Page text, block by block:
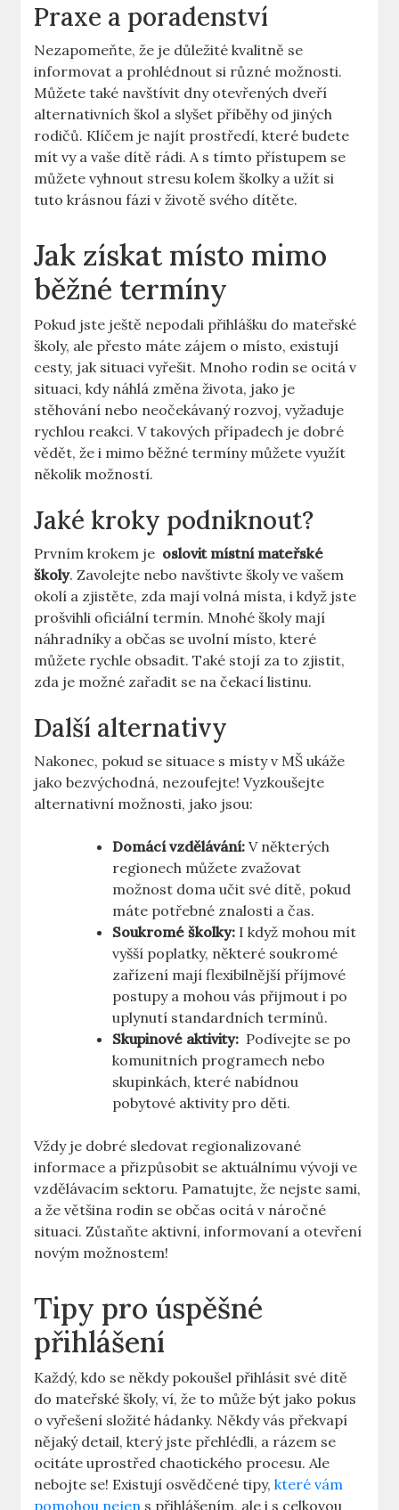
Praxe a ‌poradenství
Nezapomeňte,‍ že je ⁣důležité kvalitně se⁤
informovat‍ a prohlédnout si ⁤různé možnosti.
Můžete také navštívit dny otevřených dveří
alternativních ⁤škol​ a slyšet příběhy od jiných
⁤rodičů. Klíčem je ‌najít prostředí, ​které budete
mít vy a vaše dítě rádi. A⁢ s tímto přístupem⁣ se
můžete vyhnout stresu​ kolem⁢ školky a užít si
tuto krásnou fázi v životě svého dítěte.
Jak získat místo mimo
běžné termíny
Pokud jste ještě nepodali ⁣přihlášku ‍do mateřské
školy, ale přesto máte zájem o místo, existují
‌cesty, jak situaci ​vyřešit. Mnoho rodin se ocitá v
situaci, kdy náhlá změna života, jako je
stěhování nebo neočekávaný rozvoj, vyžaduje
rychlou reakci. V takových případech je dobré
vědět, ⁢že i mimo běžné ⁣termíny můžete využít
několik možností.
Jaké kroky podniknout?
Prvním krokem je ‌ oslovit ​místní mateřské
školy. Zavolejte nebo navštivte školy ve vašem
okolí a zjistěte, zda mají volná místa, i když jste⁣
prošvihli oficiální termín.⁤ Mnohé ‌školy mají
⁣náhradníky a občas se uvolní místo, které
můžete rychle obsadit. Také stojí za to ‍zjistit,
zda je možné zařadit se na ‌čekací‌ listinu.
Další alternativy
Nakonec, pokud se situace s místy v MŠ‌ ukáže
jako bezvýchodná, nezoufejte! Vyzkoušejte
alternativní​ možnosti,⁢ jako jsou:
Domácí ‍vzdělávání: V některých
regionech můžete zvažovat
možnost doma učit své dítě, pokud
máte potřebné znalosti⁣ a čas.
Soukromé školky: I když mohou mít⁣
vyšší poplatky, některé⁣ soukromé
zařízení mají flexibilnější příjmové
postupy a mohou vás přijmout i‍ po
uplynutí standardních termínů.
Skupinové aktivity: ‌ Podívejte ‌se po
⁣komunitních programech nebo
⁤skupinkách, ​které nabídnou
pobytové aktivity pro děti.
Vždy⁣ je ‌dobré sledovat​ regionalizované
informace a přizpůsobit se⁢ aktuálnímu vývoji ve
vzdělávacím sektoru. Pamatujte, že nejste⁢ sami,
a že většina‍ rodin se občas​ ocitá v náročné
situaci. Zůstaňte aktivní,⁢ informovaní a​ otevření
novým možnostem!
Tipy pro ⁢úspěšné
přihlášení
Každý, kdo se ⁢někdy pokoušel přihlásit své​ dítě
do mateřské​ školy, ⁢ví, že to může být jako pokus ​
o⁣ vyřešení složité hádanky. ‍Někdy ‍vás překvapí
nějaký detail, který jste přehlédli, a rázem se
ocitáte‍ uprostřed chaotického procesu.​ Ale
nebojte se!‌ Existují osvědčené tipy,které vám
pomohou nejen s přihlášením, ale i s celkovou